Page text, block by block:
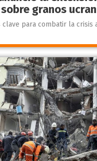
granos
clave para combatir la crisis